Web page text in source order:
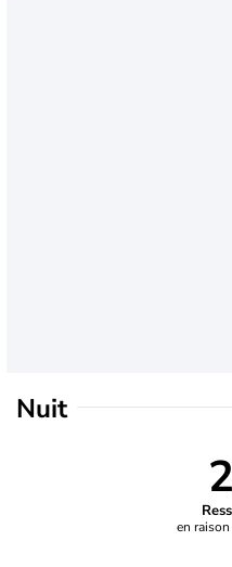
Nuit
en